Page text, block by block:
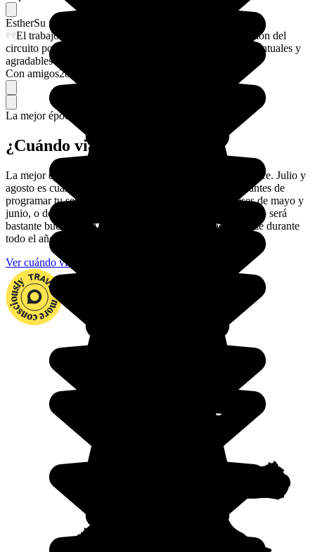
EstherSu flechazo
El trabajo que ha realizado Magdalena en la organización del
circuito por Polonia, los guías fantástico y los traslados puntuales y
agradables
Con amigos28/4/2026
La mejor época para ir.
¿Cuándo viajar a Polonia?
La mejor época para visitar Polonia es entre mayo y octubre. Julio y
agosto es cuando hay más gente en las playas. Así que antes de
programar tu semana de descanso, elige mejor los meses de mayo y
junio, o de septiembre y octubre. En estas épocas el tiempo será
bastante bueno. Y, si vas a la montaña, ten cuidado porque durante
todo el año llueve con regularidad.
Ver cuándo viajar